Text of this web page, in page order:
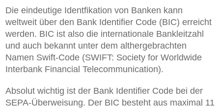
Die eindeutige Identfikation von Banken kann
weltweit über den Bank Identifier Code (BIC) erreicht
werden. BIC ist also die internationale Bankleitzahl
und auch bekannt unter dem althergebrachten
Namen Swift-Code (SWIFT: Society for Worldwide
Interbank Financial Telecommunication).
Absolut wichtig ist der Bank Identifier Code bei der
SEPA-Überweisung. Der BIC besteht aus maximal 11